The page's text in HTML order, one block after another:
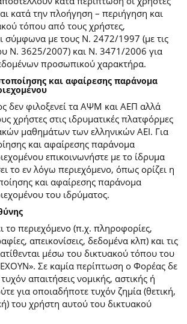
κατά την πλοήγηση – περιήγηση και
τόπου από τους χρήστες,
σύμφωνα με τους Ν. 2472/1997 (με τις
Ν. 3625/2007) και Ν. 3471/2006 για
προσωπικού χαρακτήρα.
και αφαίρεσης παράνομα
δεν φιλοξενεί τα ΑΨΜ και ΑΕΠ αλλά
χρήστες στις ιδρυματικές πλατφόρμες
μαθημάτων των ελληνικών ΑΕΙ. Για
και αφαίρεσης παράνομα
επικοινωνήστε με το ίδρυμα
το εν λόγω περιεχόμενο, όπως ορίζει η
και αφαίρεσης παράνομα
του ιδρύματος.
το περιεχόμενο (π.χ. πληροφορίες,
απεικονίσεις, δεδομένα κλπ) και τις
μέσω του δικτυακού τόπου του
Σε καμία περίπτωση ο Φορέας δε
απαιτήσεις νομικής, αστικής ή
για οποιαδήποτε τυχόν ζημία (θετική,
του χρήστη αυτού του δικτυακού